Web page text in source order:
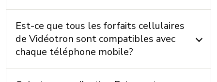
Est-ce que tous les forfaits cellulaires
de Vidéotron sont compatibles avec
chaque téléphone mobile?